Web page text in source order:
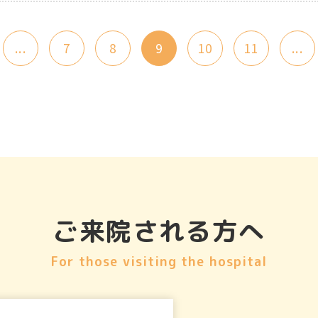
... 7 8 9 10 11 ...
ご来院される方へ
For those visiting the hospital